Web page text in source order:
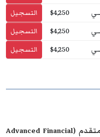
$4,250
التسجيل
$4,250
التسجيل
$4,250 التسجيل
التخطيط والتحليل المالي المتقدم (Advanced Financial